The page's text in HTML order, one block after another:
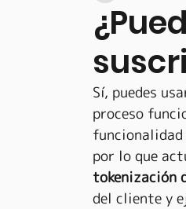
Sí, puedes
proceso
funcionalidad
por lo que
tokenización
del cliente y